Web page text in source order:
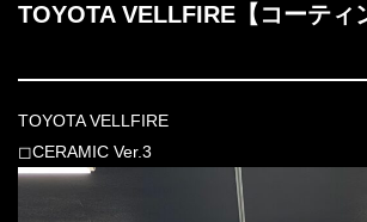
TOYOTA VELLFIRE【コーティ
TOYOTA VELLFIRE
◻︎CERAMIC Ver.3